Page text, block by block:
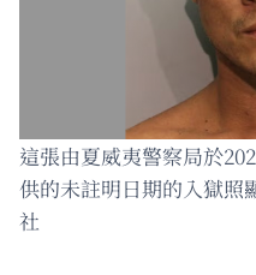
這張由夏威夷警察局於
供的未註明日期的入獄照
社